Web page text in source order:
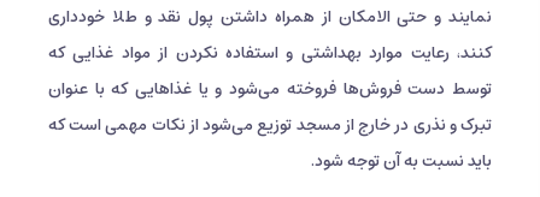
نمایند و حتی الامکان از همراه داشتن پول نقد و طلا خودداری
كنند، رعایت موارد بهداشتی و استفاده نکردن از مواد غذایی که
توسط دست فروش‌ها فروخته می‌شود و یا غذاهایی که با عنوان
تبرک و نذری در خارج از مسجد توزیع می‌شود از نکات مهمی است که
باید نسبت به آن توجه شود.